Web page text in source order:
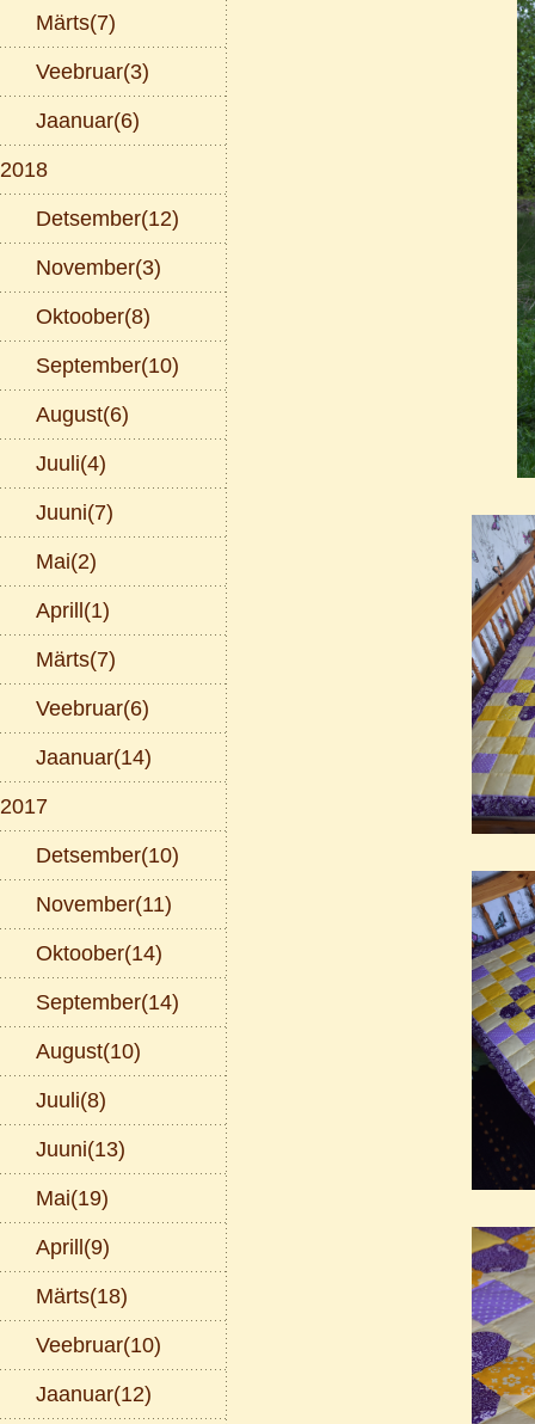
Märts(7)
Veebruar(3)
Jaanuar(6)
2018
Detsember(12)
November(3)
Oktoober(8)
September(10)
August(6)
Juuli(4)
Juuni(7)
Mai(2)
Aprill(1)
Märts(7)
Veebruar(6)
Jaanuar(14)
2017
Detsember(10)
November(11)
Oktoober(14)
September(14)
August(10)
Juuli(8)
Juuni(13)
Mai(19)
Aprill(9)
Märts(18)
Veebruar(10)
Jaanuar(12)